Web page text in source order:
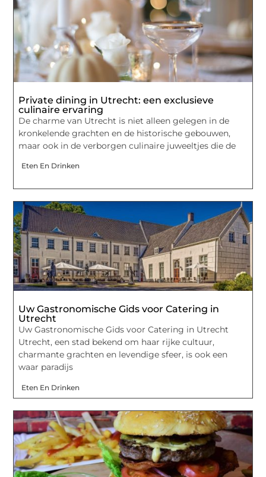
Private dining in Utrecht: een exclusieve
culinaire ervaring
De charme van Utrecht is niet alleen gelegen in de
kronkelende grachten en de historische gebouwen,
maar ook in de verborgen culinaire juweeltjes die de
Eten En Drinken
Uw Gastronomische Gids voor Catering in
Utrecht
Uw Gastronomische Gids voor Catering in Utrecht
Utrecht, een stad bekend om haar rijke cultuur,
charmante grachten en levendige sfeer, is ook een
waar paradijs
Eten En Drinken